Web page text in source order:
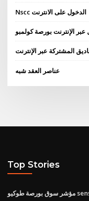
Nscc الدخول على الانترنت
عبر الإنترنت بورصة كولمبو
عناصر العقد شبه
Top Stories